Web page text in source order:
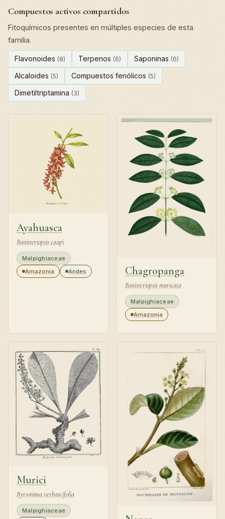
Compuestos activos compartidos
Fitoquímicos presentes en múltiples especies de esta
familia.
Flavonoides (8) Terpenos (6) Saponinas (6)
Alcaloides (5) Compuestos fenólicos (5)
Dimetiltriptamina (3)
Ayahuasca
Banisteriopsis caapi
Malpighiaceae
Amazonia
Andes Chagropanga
Banisteriopsis muricata
Malpighiaceae
Amazonia
Murici
Byrsonima verbascifolia
Malpighiaceae